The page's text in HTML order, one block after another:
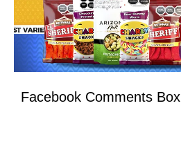
Facebook Comments Box